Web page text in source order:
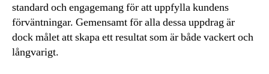
standard och engagemang för att uppfylla kundens
förväntningar. Gemensamt för alla dessa uppdrag är
dock målet att skapa ett resultat som är både vackert och
långvarigt.